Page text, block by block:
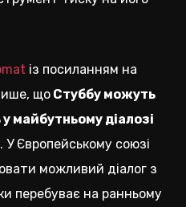
із посиланням на
що Стуббу можуть
майбутньому діалозі
. У Європейському союзі
можливий діалог з
перебуває на ранньому